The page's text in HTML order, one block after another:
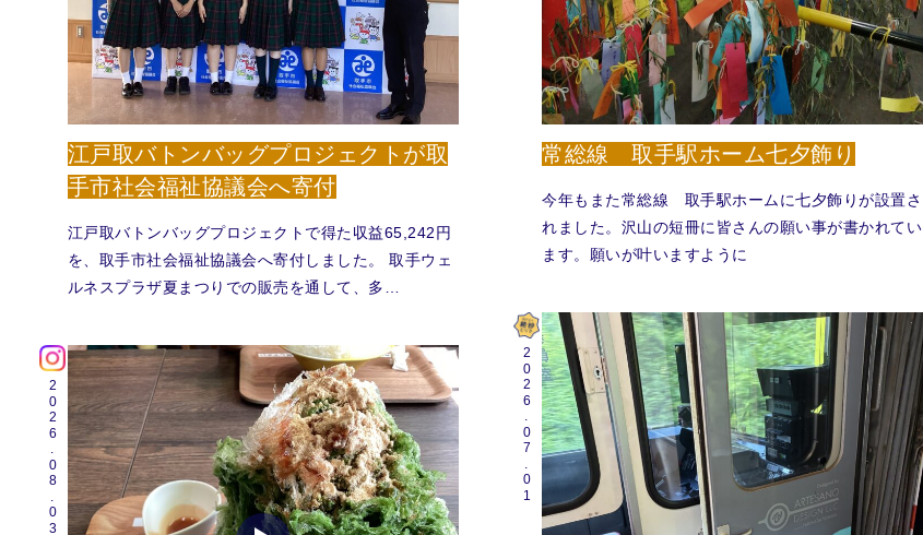
江戸取バトンバッグプロジェクトが取
手市社会福祉協議会へ寄付
江戸取バトンバッグプロジェクトで得た収益65,242円
を、取手市社会福祉協議会へ寄付しました。 取手ウェ
ルネスプラザ夏まつりでの販売を通して、多…
2026.08.03
常総線 取手駅ホーム七夕飾り
今年もまた常総線 取手駅ホームに七夕飾りが設置さ
れました。沢山の短冊に皆さんの願い事が書かれてい
ます。願いが叶いますように
2026.07.01